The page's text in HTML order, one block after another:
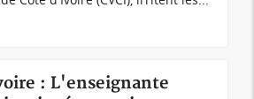
: L'enseignante